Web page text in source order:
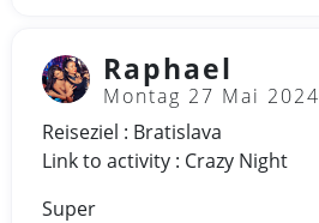
Raphael
Montag 27 Mai 2024
Reiseziel : Bratislava
Link to activity : Crazy Night
Super